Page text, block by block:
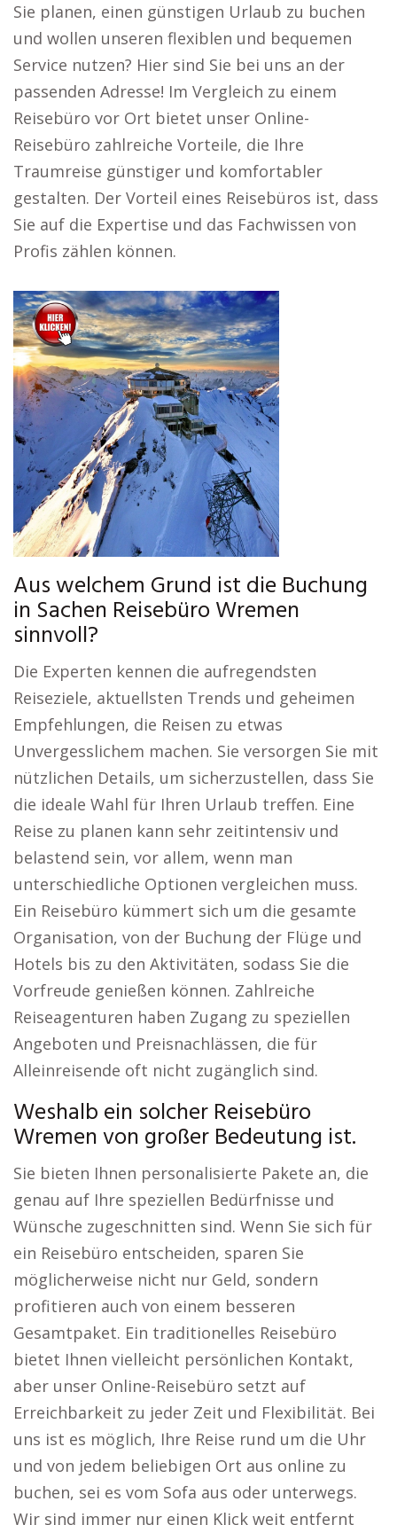
Sie planen, einen günstigen Urlaub zu buchen
und wollen unseren flexiblen und bequemen
Service nutzen? Hier sind Sie bei uns an der
passenden Adresse! Im Vergleich zu einem
Reisebüro vor Ort bietet unser Online-
Reisebüro zahlreiche Vorteile, die Ihre
Traumreise günstiger und komfortabler
gestalten. Der Vorteil eines Reisebüros ist, dass
Sie auf die Expertise und das Fachwissen von
Profis zählen können.
Aus welchem Grund ist die Buchung
in Sachen Reisebüro Wremen
sinnvoll?
Die Experten kennen die aufregendsten
Reiseziele, aktuellsten Trends und geheimen
Empfehlungen, die Reisen zu etwas
Unvergesslichem machen. Sie versorgen Sie mit
nützlichen Details, um sicherzustellen, dass Sie
die ideale Wahl für Ihren Urlaub treffen. Eine
Reise zu planen kann sehr zeitintensiv und
belastend sein, vor allem, wenn man
unterschiedliche Optionen vergleichen muss.
Ein Reisebüro kümmert sich um die gesamte
Organisation, von der Buchung der Flüge und
Hotels bis zu den Aktivitäten, sodass Sie die
Vorfreude genießen können. Zahlreiche
Reiseagenturen haben Zugang zu speziellen
Angeboten und Preisnachlässen, die für
Alleinreisende oft nicht zugänglich sind.
Weshalb ein solcher Reisebüro
Wremen von großer Bedeutung ist.
Sie bieten Ihnen personalisierte Pakete an, die
genau auf Ihre speziellen Bedürfnisse und
Wünsche zugeschnitten sind. Wenn Sie sich für
ein Reisebüro entscheiden, sparen Sie
möglicherweise nicht nur Geld, sondern
profitieren auch von einem besseren
Gesamtpaket. Ein traditionelles Reisebüro
bietet Ihnen vielleicht persönlichen Kontakt,
aber unser Online-Reisebüro setzt auf
Erreichbarkeit zu jeder Zeit und Flexibilität. Bei
uns ist es möglich, Ihre Reise rund um die Uhr
und von jedem beliebigen Ort aus online zu
buchen, sei es vom Sofa aus oder unterwegs.
Wir sind immer nur einen Klick weit entfernt